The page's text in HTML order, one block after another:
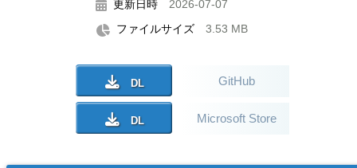
更新日時 2026-07-07
ファイルサイズ 3.53 MB
GitHub
Microsoft Store